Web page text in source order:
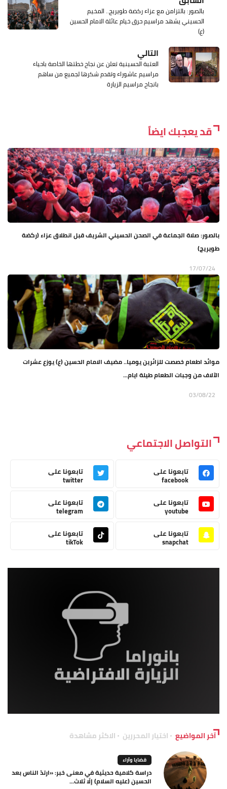
بالصور: بالتزامن مع عزاء ركضة طويريج.. المخيم
الحسيني يشهد مراسيم حرق خيام عائلة الامام الحسين
(ع)
التالي
العتبة الحسينية تعلن عن نجاح خطتها الخاصة باحياء
مراسيم عاشوراء وتقدم شكرها لجميع من ساهم
بانجاح مراسيم الزيارة
قد يعجبك ايضاً
بالصور: صلاة الجماعة في الصحن الحسيني الشريف قبل انطلاق عزاء (ركضة
طويريج)
17/07/24
موائد اطعام خصصت للزائرين يوميا.. مضيف الامام الحسين (ع) يوزع عشرات
الآلاف من وجبات الطعام طيلة ايام...
03/08/22
التواصل الاجتماعي
تابعونا على
facebook
تابعونا على
twitter
تابعونا على
youtube
تابعونا على
telegram
تابعونا على
snapchat
تابعونا على
tikTok
آخر المواضيع اختيار المحررين الاكثر مشاهدة
قضايا وآراء
دراسة كلامية حديثية في معنى خبر: «ارتدّ الناس بعد
الحسين (عليه السلام) إلّا ثلاث...